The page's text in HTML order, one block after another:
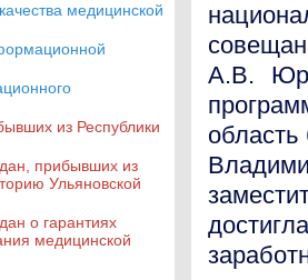
медицинской
из Республики
прибывших из
Ульяновской
о гарантиях
медицинской
А.В.